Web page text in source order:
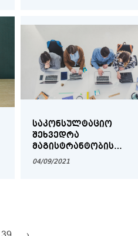
ᲡᲐᲙᲝᲜᲡᲣᲚᲢᲐᲪᲘᲝ
ᲨᲔᲮᲕᲔᲓᲠᲐ
ᲛᲐᲒᲘᲡᲢᲠᲐᲜᲢᲝᲑᲘᲡ
ᲙᲐᲜᲓᲘᲓᲐᲢᲔᲑᲗᲐᲜ
04/09/2021